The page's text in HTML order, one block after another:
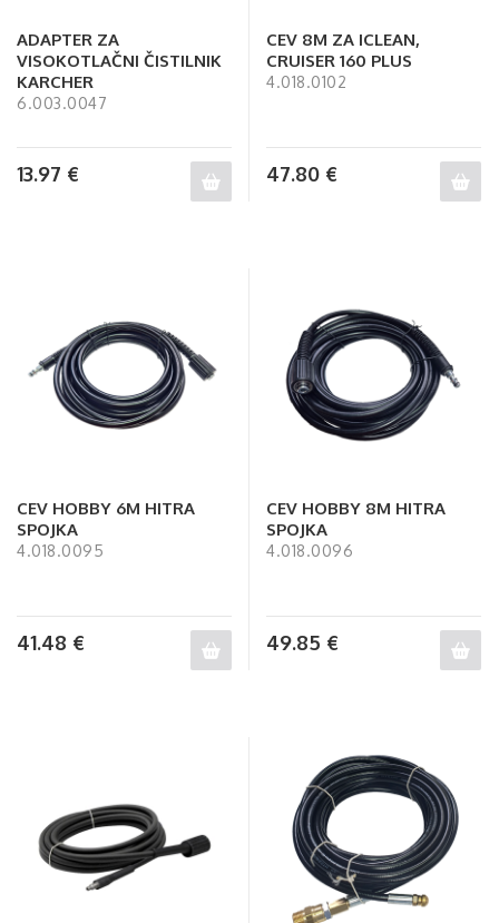
ADAPTER ZA
VISOKOTLAČNI ČISTILNIK
KARCHER
6.003.0047
13.97 €
CEV 8M ZA ICLEAN,
CRUISER 160 PLUS
4.018.0102
47.80 €
CEV HOBBY 6M HITRA
SPOJKA
4.018.0095
41.48 €
CEV HOBBY 8M HITRA
SPOJKA
4.018.0096
49.85 €